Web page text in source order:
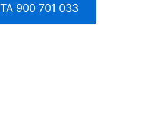
900 701 033